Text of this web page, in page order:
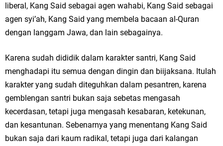
liberal, Kang Said sebagai agen wahabi, Kang Said sebagai
agen syi’ah, Kang Said yang membela bacaan al-Quran
dengan langgam Jawa, dan lain sebagainya.
Karena sudah dididik dalam karakter santri, Kang Said
menghadapi itu semua dengan dingin dan biijaksana. Itulah
karakter yang sudah diteguhkan dalam pesantren, karena
gemblengan santri bukan saja sebetas mengasah
kecerdasan, tetapi juga mengasah kesabaran, ketekunan,
dan kesantunan. Sebenarnya yang menentang Kang Said
bukan saja dari kaum radikal, tetapi juga dari kalangan